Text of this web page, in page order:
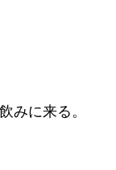
みに来る。